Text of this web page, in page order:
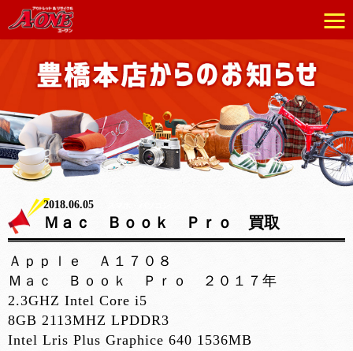
2018.06.05
Ｍａｃ Ｂｏｏｋ Ｐｒｏ 買取
Ａｐｐｌｅ Ａ１７０８
Ｍａｃ Ｂｏｏｋ Ｐｒｏ ２０１７年
2.3GHZ Intel Core i5
8GB 2113MHZ LPDDR3
Intel Lris Plus Graphice 640 1536MB